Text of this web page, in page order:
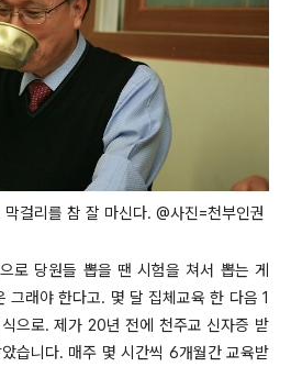
걸리를 참 잘 마신다. @사진=천부인권
로 당원들 뽑을 땐 시험을 쳐서 뽑는 게
그래야 한다고. 몇 달 집체교육 한 다음 1
으로. 제가 20년 전에 천주교 신자증 받
습니다. 매주 몇 시간씩 6개월간 교육받